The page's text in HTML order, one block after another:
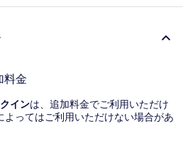
料金
インは、追加料金でご利用いただけ
よってはご利用いただけない場合があ